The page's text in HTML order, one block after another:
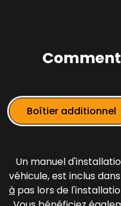
Boîtier additionnel
Un manuel
véhicule, est inclus
à pas lors de